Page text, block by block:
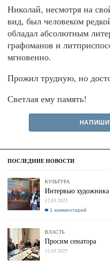
Николай, несмотря на
вид, был человеком
обладал абсолютным
графоманов и
мгновенно.
Прожил трудную, но
Светлая ему память!
КУЛЬТУРА
Интервью художника
12.03.2025
1 комментарий
ВЛАСТЬ
Просим сенатора
12.03.2025